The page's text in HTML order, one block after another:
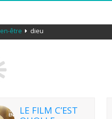
être dieu
LE FILM C’EST